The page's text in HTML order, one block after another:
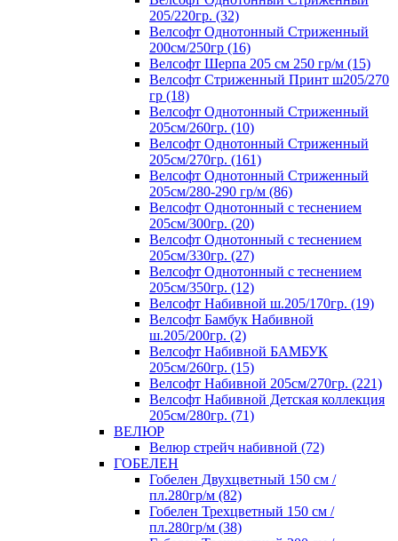
205/220гр. (32)
Велсофт Однотонный Стриженный
200см/250гр (16)
Велсофт Шерпа 205 см 250 гр/м (15)
Велсофт Стриженный Принт ш205/270
гр (18)
Велсофт Однотонный Стриженный
205см/260гр. (10)
Велсофт Однотонный Стриженный
205см/270гр. (161)
Велсофт Однотонный Стриженный
205см/280-290 гр/м (86)
Велсофт Однотонный с теснением
205см/300гр. (20)
Велсофт Однотонный с теснением
205см/330гр. (27)
Велсофт Однотонный с теснением
205см/350гр. (12)
Велсофт Набивной ш.205/170гр. (19)
Велсофт Бамбук Набивной
ш.205/200гр. (2)
Велсофт Набивной БАМБУК
205см/260гр. (15)
Велсофт Набивной 205см/270гр. (221)
Велсофт Набивной Детская коллекция
205см/280гр. (71)
ВЕЛЮР
Велюр стрейч набивной (72)
ГОБЕЛЕН
Гобелен Двухцветный 150 см /
пл.280гр/м (82)
Гобелен Трехцветный 150 см /
пл.280гр/м (38)